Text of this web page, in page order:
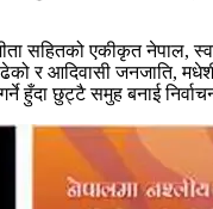
सहितको एकीकृत नेपाल,
र आदिवासी जनजाति,
हुँदा छुट्टै समुह बनाई